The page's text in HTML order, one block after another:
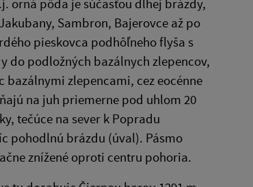
orná pôda je súčasťou dlhej brázdy,
Sambron, Bajerovce až po
pieskovca podhôľneho flyša s
do podložných bazálnych zlepencov,
zlepencami, cez eocénne
na juh priemerne pod uhlom 20
tečúce na sever k Popradu
pohodlnú brázdu (úval). Pásmo
znížené oproti centru pohoria.